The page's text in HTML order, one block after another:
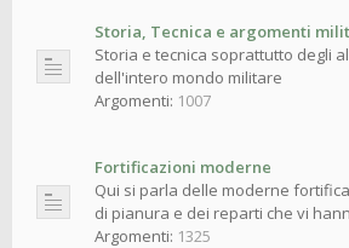
Storia, Tecnica e argomenti
Storia e tecnica soprattutto degli
dell'intero mondo militare
Argomenti: 1007
Fortificazioni moderne
Qui si parla delle moderne
di pianura e dei reparti che vi
Argomenti: 1325